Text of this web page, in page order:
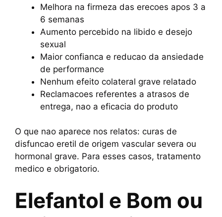
Melhora na firmeza das erecoes apos 3 a
6 semanas
Aumento percebido na libido e desejo
sexual
Maior confianca e reducao da ansiedade
de performance
Nenhum efeito colateral grave relatado
Reclamacoes referentes a atrasos de
entrega, nao a eficacia do produto
O que nao aparece nos relatos: curas de
disfuncao eretil de origem vascular severa ou
hormonal grave. Para esses casos, tratamento
medico e obrigatorio.
Elefantol e Bom ou